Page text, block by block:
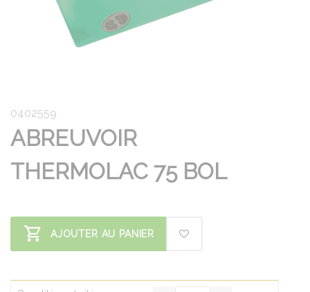
0402559
ABREUVOIR
THERMOLAC 75 BOL
AJOUTER AU PANIER